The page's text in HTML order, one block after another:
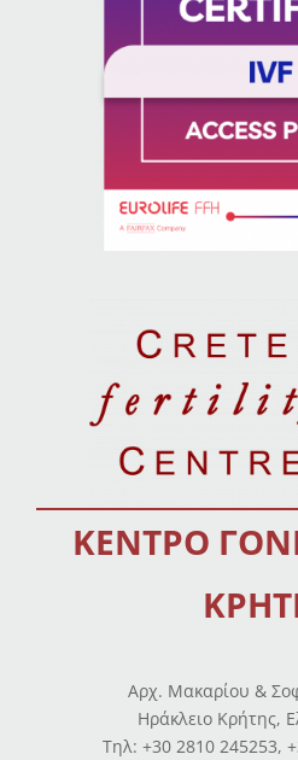
ΚΕΝΤΡΟ
Αρχ. Μακαρίου &
Ηράκλειο Κρήτης,
Tηλ: +30 2810 245253,